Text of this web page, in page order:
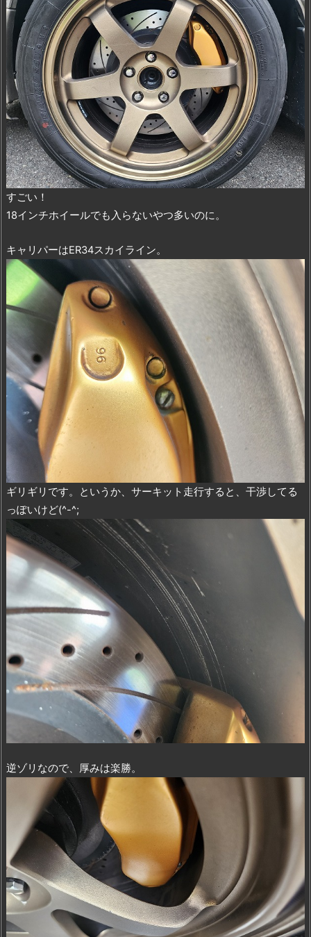
すごい！
18インチホイールでも入らないやつ多いのに。
キャリパーはER34スカイライン。
ギリギリです。というか、サーキット走行すると、干渉してる
っぽいけど(^-^;
逆ゾリなので、厚みは楽勝。